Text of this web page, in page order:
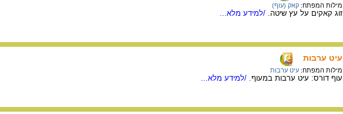
מילות המפתח: קאק (עוף)
זוג קאקים על עץ שיטה. /למידע מלא...
עיט ערבות
מילות המפתח: עיט ערבות
עוף דורס: עיט ערבות במעוף. /למידע מלא...